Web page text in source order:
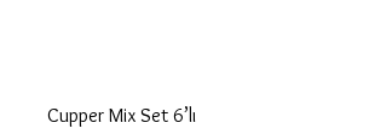
Hızlı Bakış
Cupper Mix Set 6’lı